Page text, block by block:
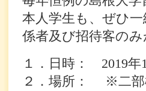
本人学生も、ぜひ
係者及び招待客の
１．日時： 2019年
２．場所： ※二部